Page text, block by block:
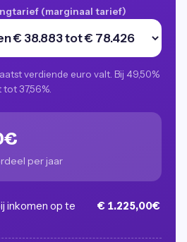
(marginaal tarief)
verdiende euro valt. Bij 49,50%
37,56%.
per jaar
inkomen op te
€ 1.225,00€